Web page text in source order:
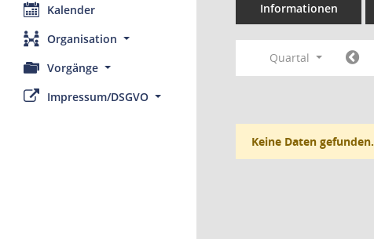
Kalender
Organisation
Vorgänge
Impressum/DSGVO
Informationen
Quartal
Keine Daten gefunden.